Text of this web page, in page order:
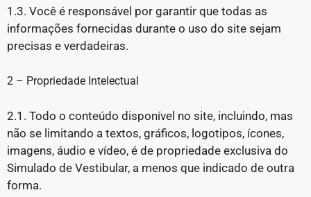
1.3. Você é responsável por garantir que todas as
informações fornecidas durante o uso do site sejam
precisas e verdadeiras.
2 – Propriedade Intelectual
2.1. Todo o conteúdo disponível no site, incluindo, mas
não se limitando a textos, gráficos, logotipos, ícones,
imagens, áudio e vídeo, é de propriedade exclusiva do
Simulado de Vestibular, a menos que indicado de outra
forma.